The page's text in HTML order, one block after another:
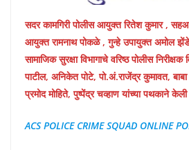
सदर कामगिरी पोलीस आयुक्त रितेश कुमार ,
आयुक्त रामनाथ पोकळे , गुन्हे उपायुक्त अमोल झेंडे ,
सामाजिक सुरक्षा विभागाचे वरिष्ठ पोलीस
पाटील, अनिकेत पोटे, पो.अं.राजेंद्र कुमावत,
प्रमोद मोहिते, पुष्पेंद्र चव्हाण यांच्या पथकाने
ACS POLICE CRIME SQUAD ONLINE